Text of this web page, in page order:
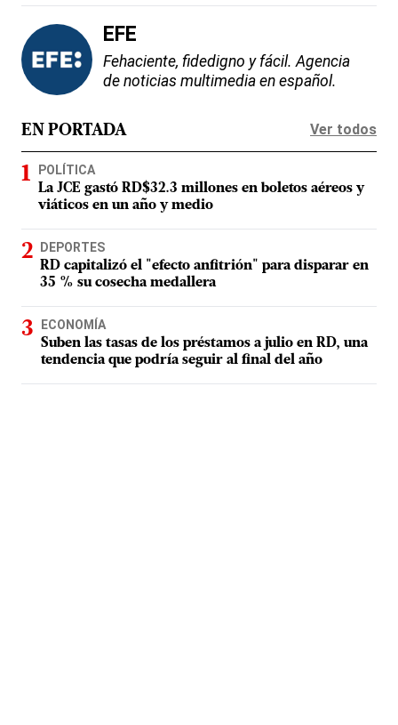
EFE
Fehaciente, fidedigno y fácil. Agencia
de noticias multimedia en español.
EN PORTADA Ver todos
POLÍTICA
La JCE gastó RD$32.3 millones en boletos aéreos y
viáticos en un año y medio
DEPORTES
RD capitalizó el "efecto anfitrión" para disparar en
35 % su cosecha medallera
ECONOMÍA
Suben las tasas de los préstamos a julio en RD, una
tendencia que podría seguir al final del año